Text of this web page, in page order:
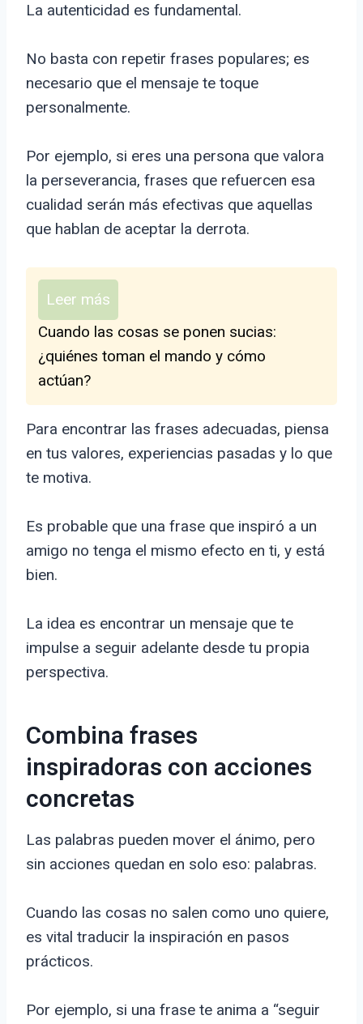
La autenticidad es fundamental.
No basta con repetir frases populares; es
necesario que el mensaje te toque
personalmente.
Por ejemplo, si eres una persona que valora
la perseverancia, frases que refuercen esa
cualidad serán más efectivas que aquellas
que hablan de aceptar la derrota.
Leer más
Cuando las cosas se ponen sucias:
¿quiénes toman el mando y cómo
actúan?
Para encontrar las frases adecuadas, piensa
en tus valores, experiencias pasadas y lo que
te motiva.
Es probable que una frase que inspiró a un
amigo no tenga el mismo efecto en ti, y está
bien.
La idea es encontrar un mensaje que te
impulse a seguir adelante desde tu propia
perspectiva.
Combina frases
inspiradoras con acciones
concretas
Las palabras pueden mover el ánimo, pero
sin acciones quedan en solo eso: palabras.
Cuando las cosas no salen como uno quiere,
es vital traducir la inspiración en pasos
prácticos.
Por ejemplo, si una frase te anima a “seguir